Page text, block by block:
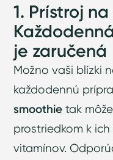
1. Prístroj
je zaručená
Možno vaši blízki
každodennú
smoothie tak
prostriedkom k
vitamínov.